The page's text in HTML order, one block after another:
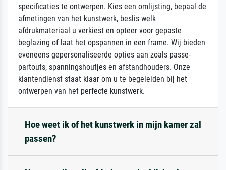
specificaties te ontwerpen. Kies een omlijsting, bepaal de
afmetingen van het kunstwerk, beslis welk
afdrukmateriaal u verkiest en opteer voor gepaste
beglazing of laat het opspannen in een frame. Wij bieden
eveneens gepersonaliseerde opties aan zoals passe-
partouts, spanningshoutjes en afstandhouders. Onze
klantendienst staat klaar om u te begeleiden bij het
ontwerpen van het perfecte kunstwerk.
Hoe weet ik of het kunstwerk in mijn kamer zal
passen?